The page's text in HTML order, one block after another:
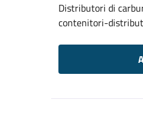
Distributori di
contenitori-